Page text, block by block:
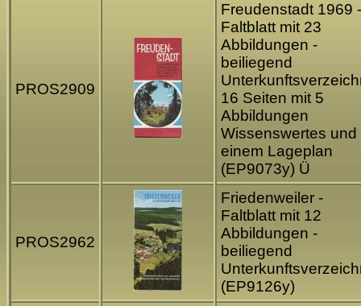
PROS2909
Freudenstadt 1969 -
Faltblatt mit 23
Abbildungen -
beiliegend
16 Seiten mit 5
Abbildungen
Wissenswertes und
einem Lageplan
(EP9073y) Ü
PROS2962
Friedenweiler -
Faltblatt mit 12
Abbildungen -
beiliegend
(EP9126y)